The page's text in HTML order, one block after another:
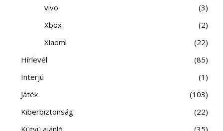
vivo
3
Xbox
2
Xiaomi
22
Hírlevél
85
Interjú
1
Játék
103
Kiberbiztonság
22
Kütyü ajánló
35